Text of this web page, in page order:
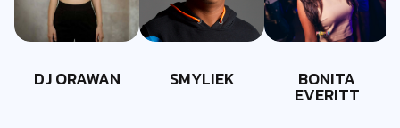
DJ ORAWAN SMYLIEK BONITA
EVERITT